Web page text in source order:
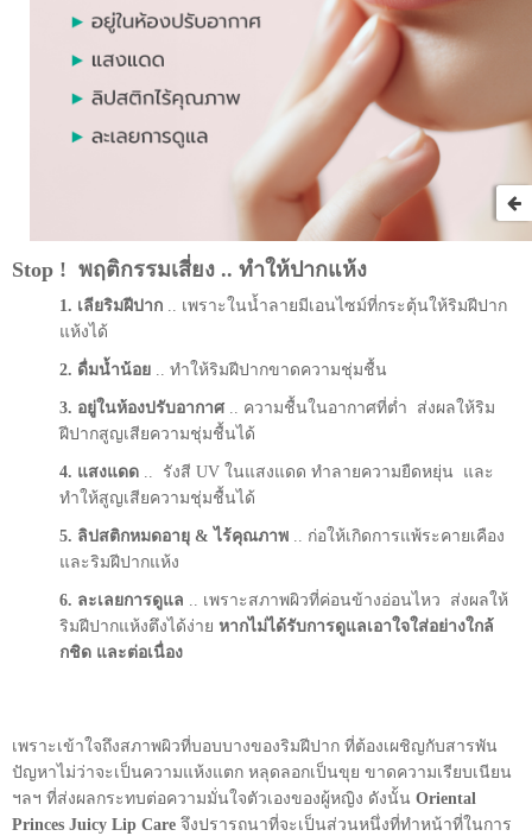
Stop ! พฤติกรรมเสี่ยง .. ทำให้ปากแห้ง
เลียริมฝีปาก .. เพราะในน้ำลายมีเอนไซม์ที่กระตุ้นให้ริมฝีปาก
แห้งได้
ดื่มน้ำน้อย .. ทำให้ริมฝีปากขาดความชุ่มชื้น
อยู่ในห้องปรับอากาศ.. ความชื้นในอากาศที่ต่ำ ส่งผลให้ริม
ฝีปากสูญเสียความชุ่มชื้นได้
แสงแดด .. รังสี UV ในแสงแดด ทำลายความยืดหยุ่น และ
ทำให้สูญเสียความชุ่มชื้นได้
ลิปสติกหมดอายุ & ไร้คุณภาพ .. ก่อให้เกิดการแพ้ระคายเคือง
และริมฝีปากแห้ง
ละเลยการดูแล .. เพราะสภาพผิวที่ค่อนข้างอ่อนไหว ส่งผลให้
ริมฝีปากแห้งตึงได้ง่าย หากไม่ได้รับการดูแลเอาใจใส่อย่างใกล้
กชิด และต่อเนื่อง
เพราะเข้าใจถึงสภาพผิวที่บอบบางของริมฝีปาก ที่ต้องเผชิญกับสารพัน
ปัญหาไม่ว่าจะเป็นความแห้งแตก หลุดลอกเป็นขุย ขาดความเรียบเนียน
ฯลฯ ที่ส่งผลกระทบต่อความมั่นใจตัวเองของผู้หญิง ดังนั้น Oriental
Princes Juicy Lip Care จึงปรารถนาที่จะเป็นส่วนหนึ่งที่ทำหน้าที่ในการ